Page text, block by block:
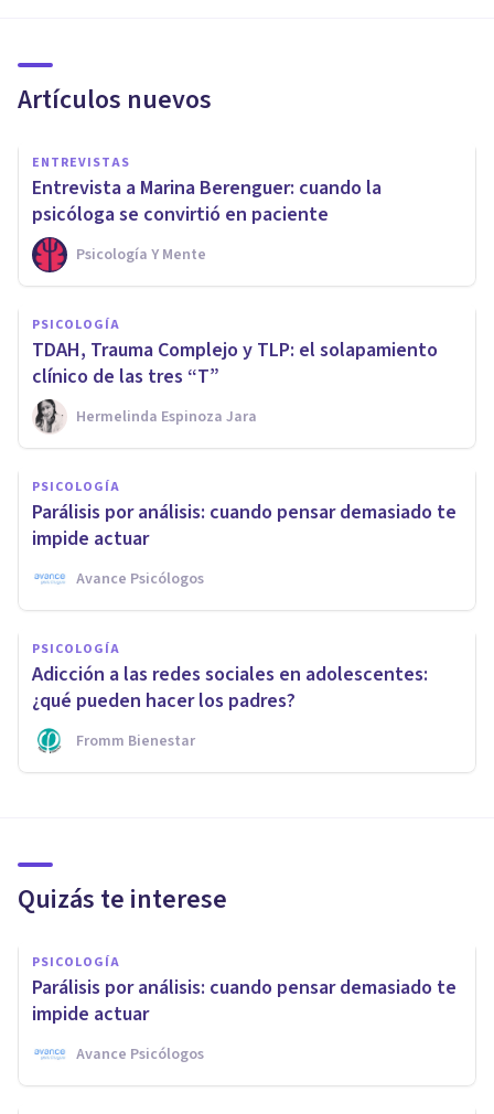
Artículos nuevos
ENTREVISTAS
Entrevista a Marina Berenguer: cuando la
psicóloga se convirtió en paciente
Psicología Y Mente
PSICOLOGÍA
TDAH, Trauma Complejo y TLP: el solapamiento
clínico de las tres “T”
Hermelinda Espinoza Jara
PSICOLOGÍA
Parálisis por análisis: cuando pensar demasiado te
impide actuar
Avance Psicólogos
PSICOLOGÍA
Adicción a las redes sociales en adolescentes:
¿qué pueden hacer los padres?
Fromm Bienestar
Quizás te interese
PSICOLOGÍA
Parálisis por análisis: cuando pensar demasiado te
impide actuar
Avance Psicólogos